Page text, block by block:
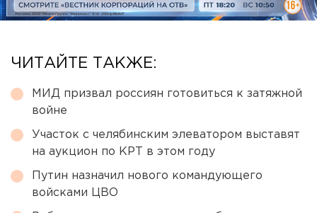
ЧИТАЙТЕ ТАКЖЕ:
МИД призвал россиян готовиться к затяжной
войне
Участок с челябинским элеватором выставят
на аукцион по КРТ в этом году
Путин назначил нового командующего
войсками ЦВО